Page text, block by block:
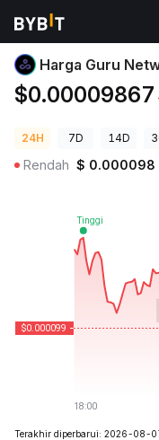
Harga Kripto
Harga Guru
$0.00009867
24H 7D 14D
Rendah $ 0.000098
Terakhir diperbarui: 2026-08-